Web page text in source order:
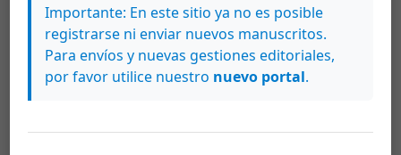
Percy Denyer, Gerardo J. Soto,Análisis de los
trabajos geológicos de William M. Gabb sobre
Costa Rica, a la luz del paradigma geológico del
siglo XIX,Revista geológica de América central:
Importante: En este sitio ya no es posible
registrarse ni enviar nuevos manuscritos.
Para envíos y nuevas gestiones editoriales,
por favor utilice nuestro nuevo portal.